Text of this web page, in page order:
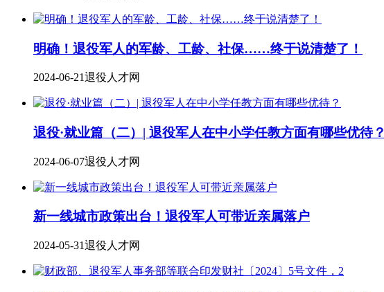
明确！退役军人的军龄、工龄、社保……终于说清楚了！
2024-06-21退役人才网
退役·就业篇（二）| 退役军人在中小学任教方面有哪些优待？
2024-06-07退役人才网
新一线城市政策出台！退役军人可带近亲属落户
2024-05-31退役人才网